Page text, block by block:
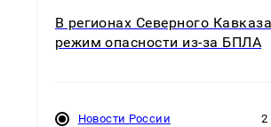
В регионах Северного
режим опасности из-за БПЛА
Новости России 2